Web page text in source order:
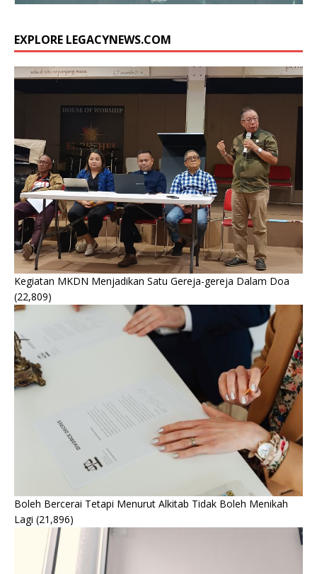
EXPLORE LEGACYNEWS.COM
Kegiatan MKDN Menjadikan Satu Gereja-gereja Dalam Doa
(22,809)
Boleh Bercerai Tetapi Menurut Alkitab Tidak Boleh Menikah
Lagi (21,896)